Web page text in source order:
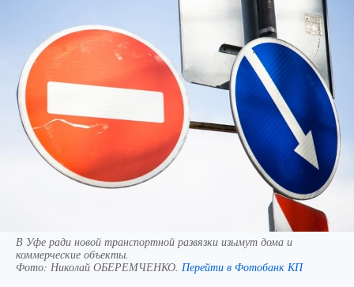
В Уфе ради новой транспортной развязки изымут дома и
коммерческие объекты.
Фото: Николай ОБЕРЕМЧЕНКО. Перейти в Фотобанк КП